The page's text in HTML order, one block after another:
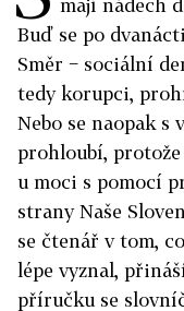
mají nádech
Buď se po
Směr − sociální
tedy korupci,
Nebo se naopak s
prohloubí, protože
u moci s pomocí
strany Naše
se čtenář v tom,
lépe vyznal,
příručku se